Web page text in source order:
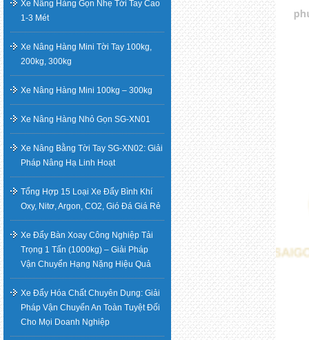
Xe Nâng Hàng Gọn Nhẹ Tời Tay Cao
1-3 Mét
Xe Nâng Hàng Mini Tời Tay 100kg,
200kg, 300kg
Xe Nâng Hàng Mini 100kg – 300kg
Xe Nâng Hàng Nhỏ Gọn SG-XN01
Xe Nâng Bằng Tời Tay SG-XN02: Giải
Pháp Nâng Hạ Linh Hoạt
Tổng Hợp 15 Loại Xe Đẩy Bình Khí
Oxy, Nitơ, Argon, CO2, Gió Đá Giá Rẻ
Xe Đẩy Bàn Xoay Công Nghiệp Tải
Trọng 1 Tấn (1000kg) – Giải Pháp
Vận Chuyển Hạng Nặng Hiệu Quả
Xe Đẩy Hóa Chất Chuyên Dụng: Giải
Pháp Vận Chuyển An Toàn Tuyệt Đối
Cho Mọi Doanh Nghiệp